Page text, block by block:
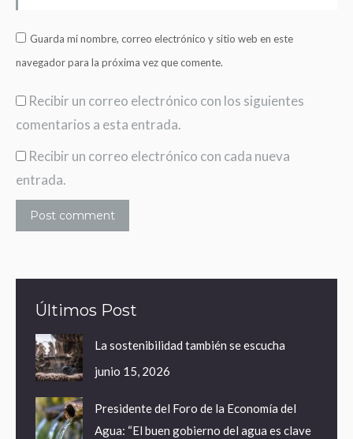
Guarda mi nombre, correo electrónico y sitio web en este
navegador para la próxima vez que comente.
Recibir un correo electrónico con los siguientes
comentarios a esta entrada.
Recibir un correo electrónico con cada nueva
entrada.
Post comment
Últimos Post
La sostenibilidad también se escucha
junio 15, 2026
Presidente del Foro de la Economía del
Agua: “El buen gobierno del agua es clave